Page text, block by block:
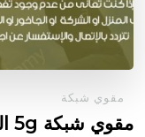
مقوي شبكة